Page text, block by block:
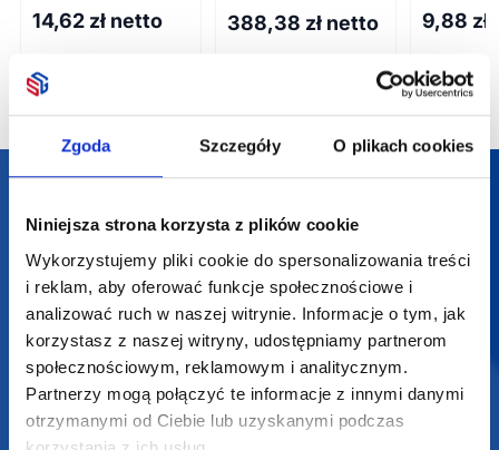
Zgoda Szczegóły O plikach cookies
Niniejsza strona korzysta z plików cookie
Wykorzystujemy pliki cookie do spersonalizowania treści
i reklam, aby oferować funkcje społecznościowe i
analizować ruch w naszej witrynie. Informacje o tym, jak
korzystasz z naszej witryny, udostępniamy partnerom
społecznościowym, reklamowym i analitycznym.
Partnerzy mogą połączyć te informacje z innymi danymi
otrzymanymi od Ciebie lub uzyskanymi podczas
14,62 zł netto 388,38 zł netto 9,88 zł
Darmowa dostawa
Darmowa wizualizacja
Profesjonalne doradztwo
Szeroka oferta produktów